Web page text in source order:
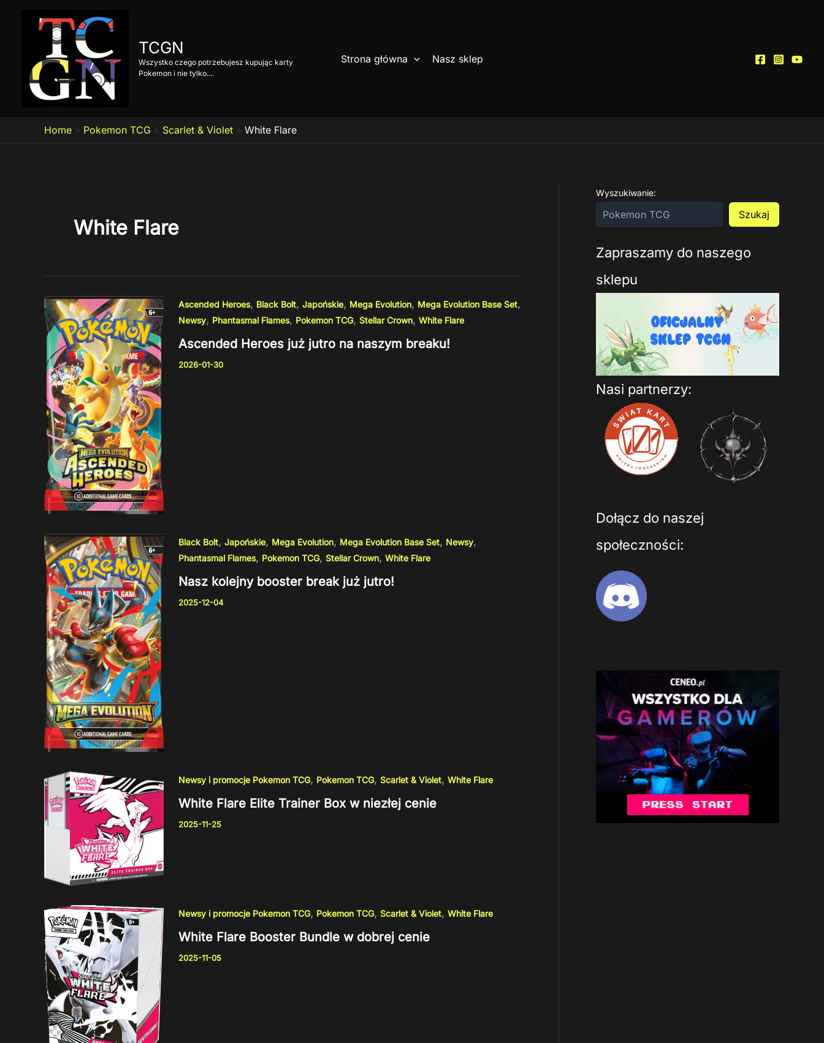
TCGN
Wszystko czego potrzebujesz kupując karty
Pokemon i nie tylko....
Strona główna Nasz sklep
Home » Pokemon TCG » Scarlet & Violet » White Flare
White Flare
Ascended Heroes, Black Bolt, Japońskie, Mega Evolution, Mega Evolution Base Set,
Newsy, Phantasmal Flames, Pokemon TCG, Stellar Crown, White Flare
Ascended Heroes już jutro na naszym breaku!
2026-01-30
Black Bolt, Japońskie, Mega Evolution, Mega Evolution Base Set, Newsy,
Phantasmal Flames, Pokemon TCG, Stellar Crown, White Flare
Nasz kolejny booster break już jutro!
2025-12-04
Newsy i promocje Pokemon TCG, Pokemon TCG, Scarlet & Violet, White Flare
White Flare Elite Trainer Box w niezłej cenie
2025-11-25
Newsy i promocje Pokemon TCG, Pokemon TCG, Scarlet & Violet, White Flare
White Flare Booster Bundle w dobrej cenie
2025-11-05
Wyszukiwanie:
Szukaj
Zapraszamy do naszego
sklepu
Nasi partnerzy:
Dołącz do naszej
społeczności: